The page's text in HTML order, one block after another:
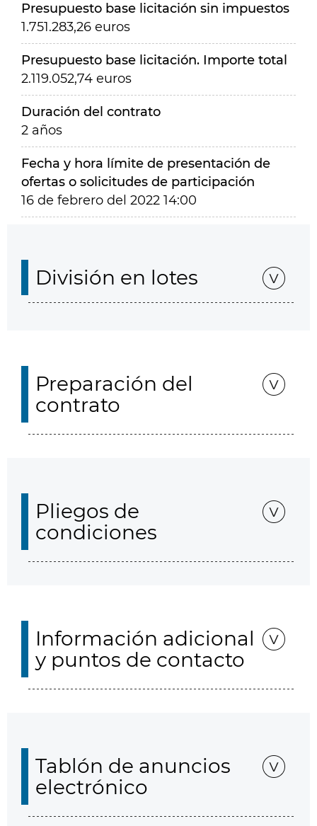
Presupuesto base licitación sin impuestos
1.751.283,26 euros
Presupuesto base licitación. Importe total
2.119.052,74 euros
Duración del contrato
2 años
Fecha y hora límite de presentación de
ofertas o solicitudes de participación
16 de febrero del 2022 14:00
División en lotes
Preparación del
contrato
Pliegos de
condiciones
Información adicional
y puntos de contacto
Tablón de anuncios
electrónico